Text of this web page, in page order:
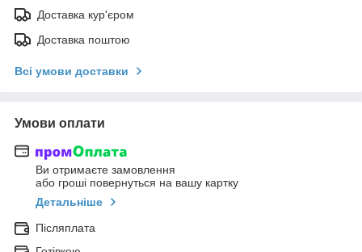
Доставка кур'єром
Доставка поштою
Всі умови доставки
Умови оплати
Ви отримаєте замовлення
або гроші повернуться на вашу картку
Детальніше
Післяплата